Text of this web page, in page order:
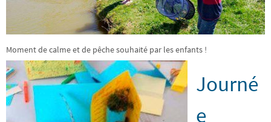
Moment de calme et de pêche souhaité par les enfants !
Journé
e